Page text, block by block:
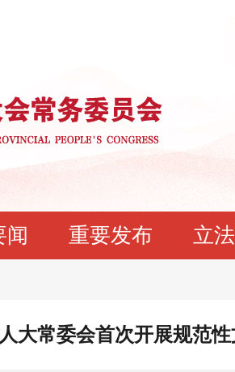
闻 重要发布 立
大常委会首次开展规范